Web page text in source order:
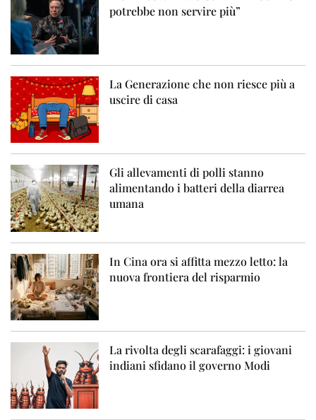
potrebbe non servire più”
La Generazione che non riesce più a
uscire di casa
Gli allevamenti di polli stanno
alimentando i batteri della diarrea
umana
In Cina ora si affitta mezzo letto: la
nuova frontiera del risparmio
La rivolta degli scarafaggi: i giovani
indiani sfidano il governo Modi